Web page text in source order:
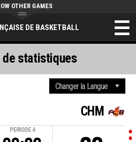
DE BASKETBALL
OTHER GAMES
PERIODE 4
CHM
de statistiques